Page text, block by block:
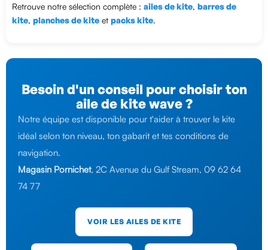
Retrouve notre sélection complète : ailes de kite, barres de
kite, planches de kite et packs kite.
Besoin d'un conseil pour choisir ton
aile de kite wave ?
Notre équipe est disponible pour t'aider à trouver le kite
idéal selon ton niveau, ton gabarit et tes conditions de
navigation.
Magasin Pornichet, 2C Avenue du Gulf Stream, 09 62 64
74 77
VOIR LES AILES DE KITE